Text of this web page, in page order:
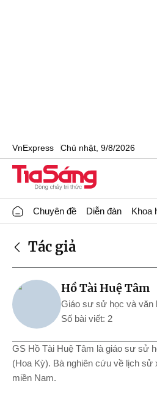
VnExpress Chủ nhật, 9/8/2026
Chuyên đề Diễn đàn Khoa
Tác giả
Hồ Tài Huệ Tâm
Giáo sư sử học và văn
Số bài viết: 2
GS Hồ Tài Huệ Tâm là giáo sư sử
(Hoa Kỳ). Bà nghiên cứu về lịch sử
miền Nam.